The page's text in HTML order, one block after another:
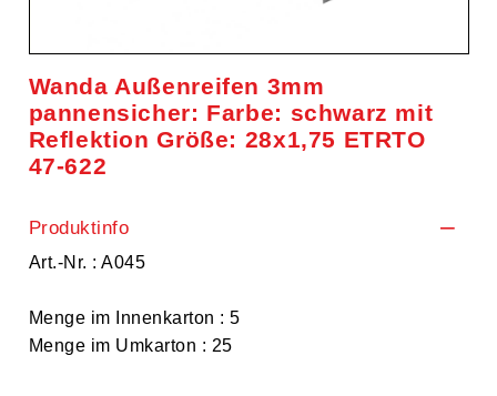
Wanda Außenreifen 3mm
pannensicher: Farbe: schwarz mit
Reflektion Größe: 28x1,75 ETRTO
47-622
Produktinfo
Art.-Nr. : A045
Menge im Innenkarton : 5
Menge im Umkarton : 25